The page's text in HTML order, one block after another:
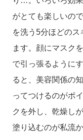
がとても楽しいの
を洗う 5分ほどのス
ます。顔にマスク
で引っ張るように
ると、美容関係の
ってつけるのがポ
クを外し、乾燥し
塗り込むのが私流